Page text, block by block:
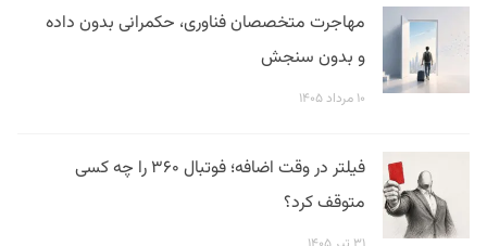
مهاجرت متخصصان فناوری، حکمرانی بدون داده
و بدون سنجش
۱۰ مرداد ۱۴۰۵
فیلتر در وقت اضافه؛ فوتبال ۳۶۰ را چه کسی
متوقف کرد؟